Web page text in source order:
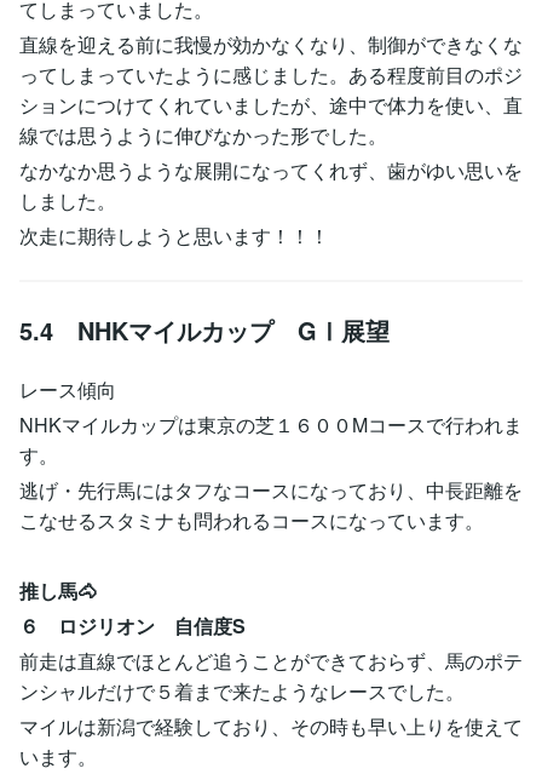
てしまっていました。
直線を迎える前に我慢が効かなくなり、制御ができなくな
ってしまっていたように感じました。ある程度前目のポジ
ションにつけてくれていましたが、途中で体力を使い、直
線では思うように伸びなかった形でした。
なかなか思うような展開になってくれず、歯がゆい思いを
しました。
次走に期待しようと思います！！！
5.4 NHKマイルカップ GⅠ展望
レース傾向
NHKマイルカップは東京の芝１６００Mコースで行われま
す。
逃げ・先行馬にはタフなコースになっており、中長距離を
こなせるスタミナも問われるコースになっています。
推し馬🐴
６ ロジリオン 自信度S
前走は直線でほとんど追うことができておらず、馬のポテ
ンシャルだけで５着まで来たようなレースでした。
マイルは新潟で経験しており、その時も早い上りを使えて
います。